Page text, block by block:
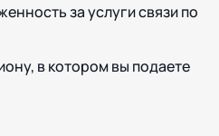
за услуги связи по
в котором вы подаете